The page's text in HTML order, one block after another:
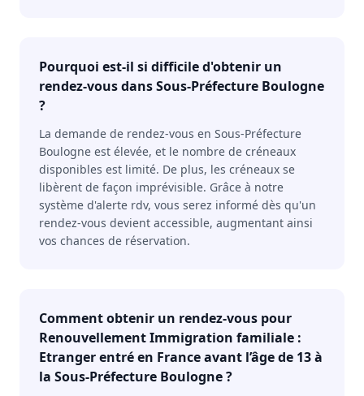
Pourquoi est-il si difficile d'obtenir un
rendez-vous dans Sous-Préfecture Boulogne
?
La demande de rendez-vous en Sous-Préfecture
Boulogne est élevée, et le nombre de créneaux
disponibles est limité. De plus, les créneaux se
libèrent de façon imprévisible. Grâce à notre
système d'alerte rdv, vous serez informé dès qu'un
rendez-vous devient accessible, augmentant ainsi
vos chances de réservation.
Comment obtenir un rendez-vous pour
Renouvellement Immigration familiale :
Etranger entré en France avant l’âge de 13 à
la Sous-Préfecture Boulogne ?